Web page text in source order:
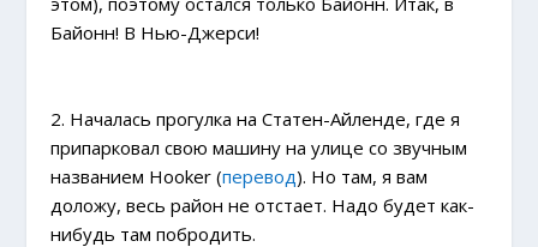
Байонн! В Нью-Джерси!
2. Началась прогулка на Статен-Айленде, где я
припарковал свою машину на улице со звучным
названием Hooker (перевод). Но там, я вам
доложу, весь район не отстает. Надо будет как-
нибудь там побродить.